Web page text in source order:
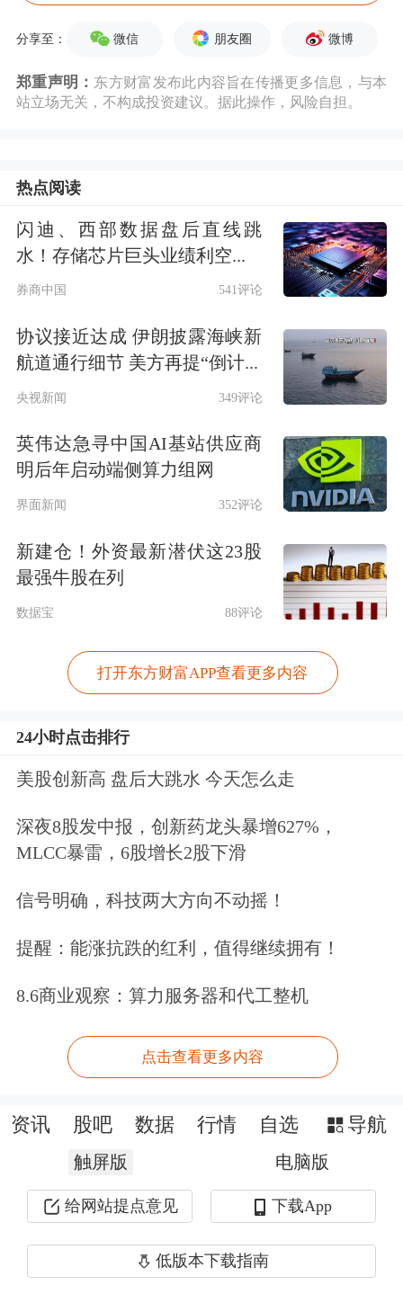
深度合作的商业伙伴也紧急终止商务磋
商；企业的正常经营已经遭到严重冲
击；甚至部分虚假信息被境内外媒体援
蔓延，经济损失不断扩大。
6月22日，周兆成律师在接受记者采访
时表示，目前通过律师团队固定证据，
涉案不实信息主要集中为三类：
一是捏造“王石被抓、涉刑失联”等虚假
会评价；
二是强行绑定企业经营状况，编造“因
万科经营亏损被追责”等不实言论，误
导公众认知；
康状况等虚假内容，刻意制造负面话
机关报案、向深圳市盐田区人民法院提
起名誉权民事诉讼及诽谤罪刑事自诉，
相关案件均已正式立案。
下，督促各大网络平台全面排查、清
理、下架全网针对其本人的恶意诽谤、
造谣抹黑内容，对已被司法机关立案确
认的持续发布侵权信息的违规账号，依
法采取永久封禁措施，从源头遏制谣言
继续传播扩散，彻底阻断舆情恶化态
第二、恳请督促各平台严格落实相关规
分享至： 微信 朋友圈 微博
郑重声明： 东方财富发布此内容旨在传播更多信息，与本
站立场无关，不构成投资建议。据此操作，风险自担。
热点阅读
闪迪、西部数据盘后直线跳
水！存储芯片巨头业绩利空...
券商中国 541评论
协议接近达成 伊朗披露海峡新
航道通行细节 美方再提“倒计...
央视新闻 349评论
英伟达急寻中国AI基站供应商
明后年启动端侧算力组网
界面新闻 352评论
新建仓！外资最新潜伏这23股
最强牛股在列
数据宝 88评论
打开东方财富APP查看更多内容
24小时点击排行
美股创新高 盘后大跳水 今天怎么走
深夜8股发中报，创新药龙头暴增627%，
MLCC暴雷，6股增长2股下滑
信号明确，科技两大方向不动摇！
提醒：能涨抗跌的红利，值得继续拥有！
8.6商业观察：算力服务器和代工整机
点击查看更多内容
资讯 股吧 数据 行情 自选 导航
触屏版 电脑版
给网站提点意见 下载App
低版本下载指南